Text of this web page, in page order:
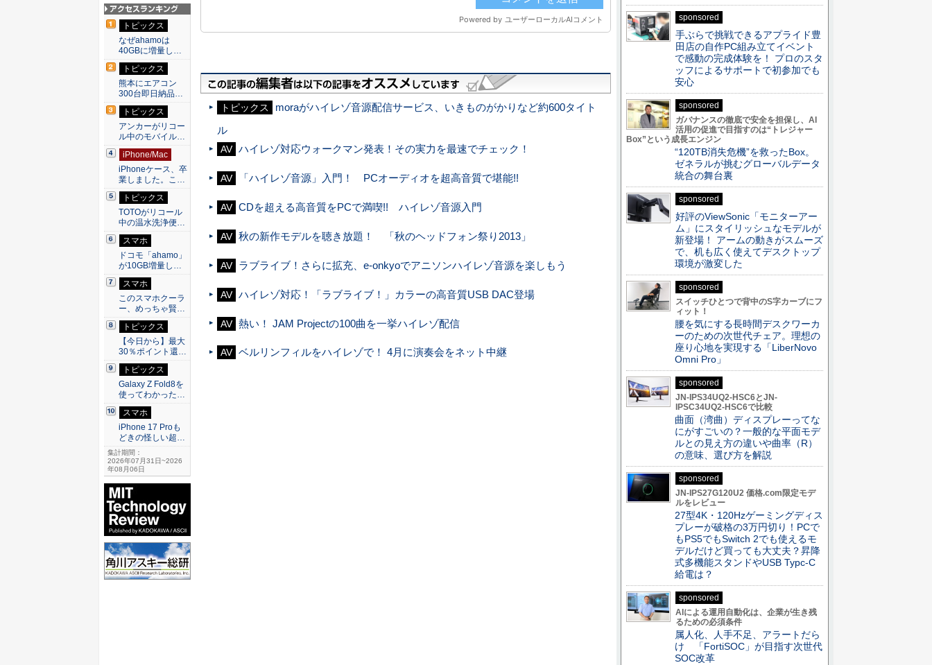
トピックス
moraがハイレゾ音源配信サービス、いきものがかりなど約600タイト
ル
AV ハイレゾ対応ウォークマン発表！その実力を最速でチェック！
AV 「ハイレゾ音源」入門！ PCオーディオを超高音質で堪能!!
AV CDを超える高音質をPCで満喫!! ハイレゾ音源入門
AV 秋の新作モデルを聴き放題！ 「秋のヘッドフォン祭り2013」
AV ラブライブ！さらに拡充、e-onkyoでアニソンハイレゾ音源を楽しもう
AV ハイレゾ対応！「ラブライブ！」カラーの高音質USB DAC登場
AV 熱い！ JAM Projectの100曲を一挙ハイレゾ配信
AV ベルリンフィルをハイレゾで！ 4月に演奏会をネット中継
アクセスランキン
グ
トピックス
なぜahamoは
40GBに増量し…
トピックス
熊本にエアコン
300台即日納品…
トピックス
アンカーがリコー
ル中のモバイル…
iPhone/Mac
iPhoneケース、卒
業しました。こ…
トピックス
TOTOがリコール
中の温水洗浄便…
スマホ
ドコモ「ahamo」
が10GB増量し…
スマホ
このスマホクーラ
ー、めっちゃ賢…
トピックス
【今日から】最大
30％ポイント還…
トピックス
Galaxy Z Fold8を
使ってわかった…
スマホ
iPhone 17 Proも
どきの怪しい超…
集計期間：
2026年07月31日~2026
年08月06日
sponsored
手ぶらで挑戦できるアプライド豊
田店の自作PC組み立てイベント
で感動の完成体験を！ プロのスタ
ッフによるサポートで初参加でも
安心
sponsored
ガバナンスの徹底で安全を担保し、AI
活用の促進で目指すのは“トレジャー
Box”という成長エンジン
“120TB消失危機”を救ったBox。
ゼネラルが挑むグローバルデータ
統合の舞台裏
sponsored
好評のViewSonic「モニターアー
ム」にスタイリッシュなモデルが
新登場！ アームの動きがスムーズ
で、机も広く使えてデスクトップ
環境が激変した
sponsored
スイッチひとつで背中のS字カーブにフ
ィット！
腰を気にする長時間デスクワーカ
ーのための次世代チェア。理想の
座り心地を実現する「LiberNovo
Omni Pro」
sponsored
JN-IPS34UQ2-HSC6とJN-
IPSC34UQ2-HSC6で比較
曲面（湾曲）ディスプレーってな
にがすごいの？一般的な平面モデ
ルとの見え方の違いや曲率（R）
の意味、選び方を解説
sponsored
JN-IPS27G120U2 価格.com限定モデ
ルをレビュー
27型4K・120Hzゲーミングディス
プレーが破格の3万円切り！PCで
もPS5でもSwitch 2でも使えるモ
デルだけど買っても大丈夫？昇降
式多機能スタンドやUSB Typc-C
給電は？
sponsored
AIによる運用自動化は、企業が生き残
るための必須条件
属人化、人手不足、アラートだら
け 「FortiSOC」が目指す次世代
SOC改革